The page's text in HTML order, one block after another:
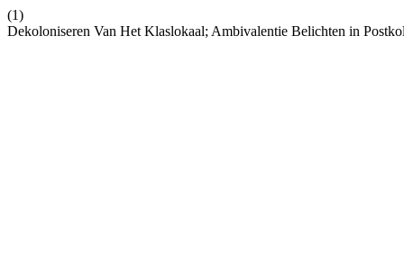
(1)
Dekoloniseren Van Het Klaslokaal; Ambivalentie Belichten in